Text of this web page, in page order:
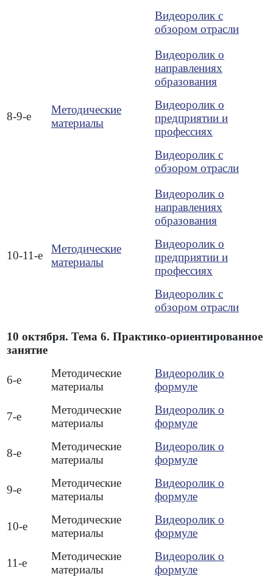
Видеоролик с
обзором отрасли
8-9-е
Методические
материалы
Видеоролик о
направлениях
образования
Видеоролик о
предприятии и
профессиях
Видеоролик с
обзором отрасли
10-11-е
Методические
материалы
Видеоролик о
направлениях
образования
Видеоролик о
предприятии и
профессиях
Видеоролик с
обзором отрасли
10 октября. Тема 6. Практико-ориентированное
занятие
6-е
Методические
материалы
Видеоролик о
формуле
7-е
Методические
материалы
Видеоролик о
формуле
8-е
Методические
материалы
Видеоролик о
формуле
9-е
Методические
материалы
Видеоролик о
формуле
10-е
Методические
материалы
Видеоролик о
формуле
11-е
Методические
материалы
Видеоролик о
формуле